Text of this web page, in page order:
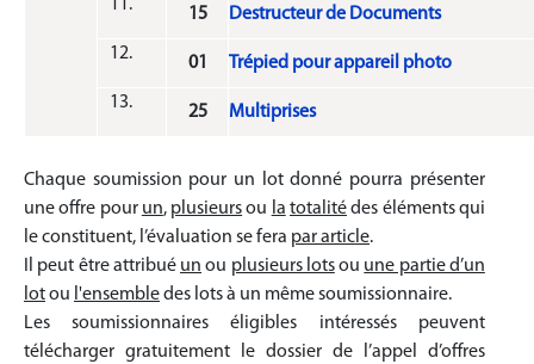
15 Destructeur de Documents
01 Trépied pour appareil photo
25 Multiprises
Chaque soumission pour un lot donné pourra présenter
une offre pour un, plusieursou la totalitédes éléments qui
le constituent, l’évaluation se fera par article.
Il peut être attribué un ou plusieurs lotsou une partie d’un
lotou l'ensembledes lots à un même soumissionnaire.
Les soumissionnaires éligibles intéressés peuvent
télécharger gratuitement le dossier de l’appel d’offres